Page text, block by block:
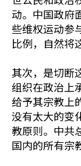
动。中国政府
些维权运动参
比例，自然将
其次，是切断
组织在政治上
给予其宗教上
没有太大的变
教原则。中共
国内的所有宗